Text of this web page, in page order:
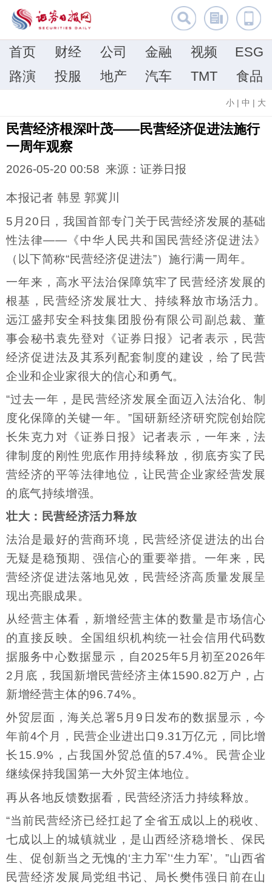
首页 财经 公司 金融 视频
ESG
路演
投服 地产 汽车 TMT 食品
小 | 中 | 大
民营经济根深叶茂——民营经济促进法施行
一周年观察
2026-05-20 00:58 来源：证券日报
本报记者 韩昱 郭冀川
5月20日，我国首部专门关于民营经济发展的基础
性法律——《中华人民共和国民营经济促进法》
（以下简称“民营经济促进法”）施行满一周年。
一年来，高水平法治保障筑牢了民营经济发展的
根基，民营经济发展壮大、持续释放市场活力。
远江盛邦安全科技集团股份有限公司副总裁、董
事会秘书袁先登对《证券日报》记者表示，民营
经济促进法及其系列配套制度的建设，给了民营
企业和企业家很大的信心和勇气。
“过去一年，是民营经济发展全面迈入法治化、制
度化保障的关键一年。”国研新经济研究院创始院
长朱克力对《证券日报》记者表示，一年来，法
律制度的刚性兜底作用持续释放，彻底夯实了民
营经济的平等法律地位，让民营企业家经营发展
的底气持续增强。
壮大：民营经济活力释放
法治是最好的营商环境，民营经济促进法的出台
无疑是稳预期、强信心的重要举措。一年来，民
营经济促进法落地见效，民营经济高质量发展呈
现出亮眼成果。
从经营主体看，新增经营主体的数量是市场信心
的直接反映。全国组织机构统一社会信用代码数
据服务中心数据显示，自2025年5月初至2026年
2月底，我国新增民营经济主体1590.82万户，占
新增经营主体的96.74%。
外贸层面，海关总署5月9日发布的数据显示，今
年前4个月，民营企业进出口9.31万亿元，同比增
长15.9%，占我国外贸总值的57.4%。民营企业
继续保持我国第一大外贸主体地位。
再从各地反馈数据看，民营经济活力持续释放。
“当前民营经济已经扛起了全省五成以上的税收、
七成以上的城镇就业，是山西经济稳增长、保民
生、促创新当之无愧的‘主力军’‘生力军’。”山西省
民营经济发展局党组书记、局长樊伟强日前在山